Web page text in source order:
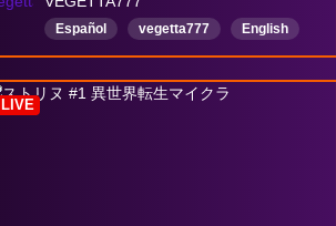
Español vegetta777 English
LIVE